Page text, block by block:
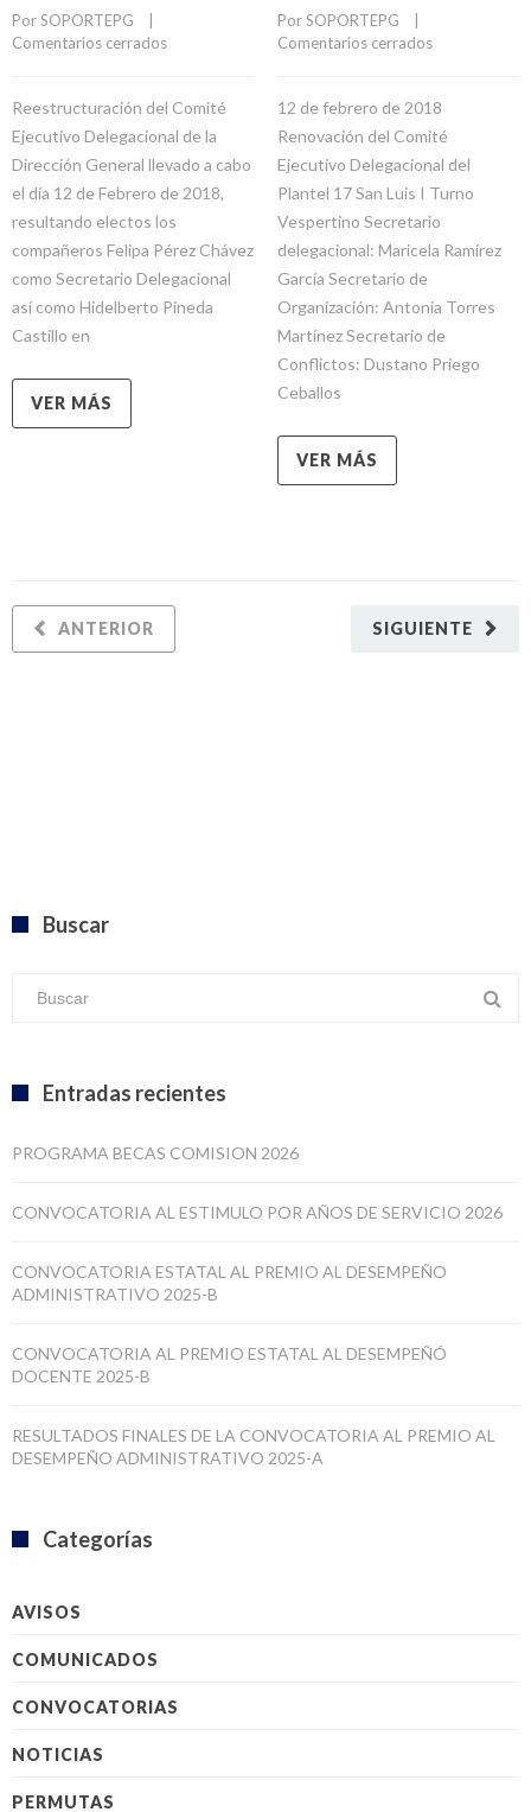
Por SOPORTEPG
Comentarios cerrados
Reestructuración del Comité
Ejecutivo Delegacional de la
Dirección General llevado a cabo
el día 12 de Febrero de 2018,
resultando electos los
compañeros Felipa Pérez Chávez
como Secretario Delegacional
así como Hidelberto Pineda
Castillo en
VER MÁS
Por SOPORTEPG
Comentarios cerrados
12 de febrero de 2018
Renovación del Comité
Ejecutivo Delegacional del
Plantel 17 San Luis I Turno
Vespertino Secretario
delegacional: Maricela Ramírez
García Secretario de
Organización: Antonia Torres
Martínez Secretario de
Conflictos: Dustano Priego
Ceballos
VER MÁS
SIGUIENTE
ANTERIOR
Buscar
Entradas recientes
PROGRAMA BECAS COMISION 2026
CONVOCATORIA AL ESTIMULO POR AÑOS DE SERVICIO 2026
CONVOCATORIA ESTATAL AL PREMIO AL DESEMPEÑO
ADMINISTRATIVO 2025-B
CONVOCATORIA AL PREMIO ESTATAL AL DESEMPEÑÓ
DOCENTE 2025-B
RESULTADOS FINALES DE LA CONVOCATORIA AL PREMIO AL
DESEMPEÑO ADMINISTRATIVO 2025-A
Categorías
AVISOS
COMUNICADOS
CONVOCATORIAS
NOTICIAS
PERMUTAS